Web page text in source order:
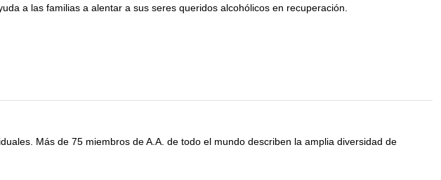
a las familias a alentar a sus seres queridos alcohólicos en recuperación.
Más de 75 miembros de A.A. de todo el mundo describen la amplia diversidad de